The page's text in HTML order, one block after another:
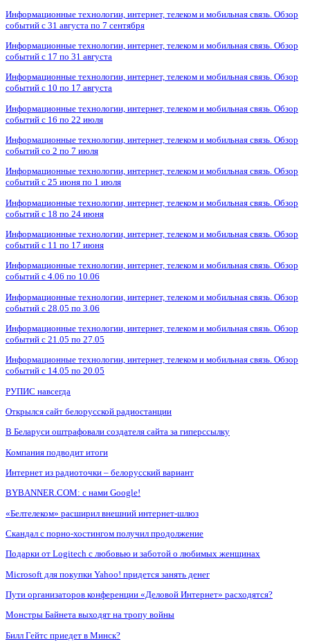
Информационные технологии, интернет, телеком и мобильная связь. Обзор
событий с 31 августа по 7 сентября
Информационные технологии, интернет, телеком и мобильная связь. Обзор
событий с 17 по 31 августа
Информационные технологии, интернет, телеком и мобильная связь. Обзор
событий с 10 по 17 августа
Информационные технологии, интернет, телеком и мобильная связь. Обзор
событий с 16 по 22 июля
Информационные технологии, интернет, телеком и мобильная связь. Обзор
событий со 2 по 7 июля
Информационные технологии, интернет, телеком и мобильная связь. Обзор
событий с 25 июня по 1 июля
Информационные технологии, интернет, телеком и мобильная связь. Обзор
событий с 18 по 24 июня
Информационные технологии, интернет, телеком и мобильная связь. Обзор
событий с 11 по 17 июня
Информационные технологии, интернет, телеком и мобильная связь. Обзор
событий с 4.06 по 10.06
Информационные технологии, интернет, телеком и мобильная связь. Обзор
событий с 28.05 по 3.06
Информационные технологии, интернет, телеком и мобильная связь. Обзор
событий с 21.05 по 27.05
Информационные технологии, интернет, телеком и мобильная связь. Обзор
событий с 14.05 по 20.05
РУПИС навсегда
Открылся сайт белорусской радиостанции
В Беларуси оштрафовали создателя сайта за гиперссылку
Компания подводит итоги
Интернет из радиоточки – белорусский вариант
BYBANNER.COM: c нами Google!
«Белтелеком» расширил внешний интернет-шлюз
Скандал с порно-хостингом получил продолжение
Подарки от Logitech с любовью и заботой о любимых женщинах
Microsoft для покупки Yahoo! придется занять денег
Пути организаторов конференции «Деловой Интернет» расходятся?
Монстры Байнета выходят на тропу войны
Билл Гейтс приедет в Минск?